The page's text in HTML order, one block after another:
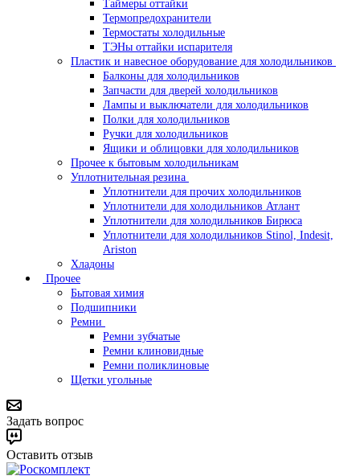
Таймеры оттайки
Термопредохранители
Термостаты холодильные
ТЭНы оттайки испарителя
Пластик и навесное оборудование для холодильников
Балконы для холодильников
Запчасти для дверей холодильников
Лампы и выключатели для холодильников
Полки для холодильников
Ручки для холодильников
Ящики и облицовки для холодильников
Прочее к бытовым холодильникам
Уплотнительная резина
Уплотнители для прочих холодильников
Уплотнители для холодильников Атлант
Уплотнители для холодильников Бирюса
Уплотнители для холодильников Stinol, Indesit,
Ariston
Хладоны
Прочее
Бытовая химия
Подшипники
Ремни
Ремни зубчатые
Ремни клиновидные
Ремни поликлиновые
Щетки угольные
Задать вопрос
Оставить отзыв